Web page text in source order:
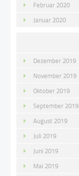
Februar 2020
Januar 2020
Dezember 2019
November 2019
Oktober 2019
September 2019
August 2019
Juli 2019
Juni 2019
Mai 2019